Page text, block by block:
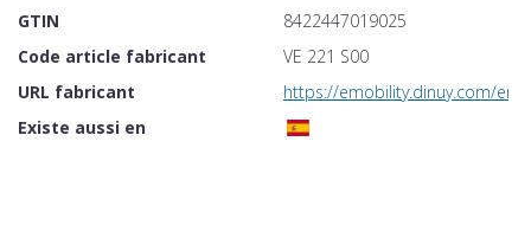
GTIN
8422447019025
Code article fabricant
VE 221 S00
URL fabricant
https://emobility.dinuy.com/en/
Existe aussi en